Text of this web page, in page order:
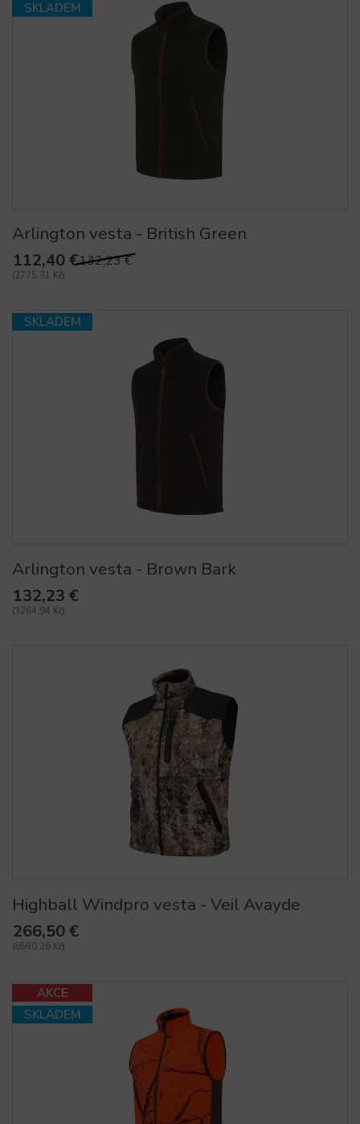
SKLADEM
Arlington vesta - British Green
112,40 €132,23 €
(2775,31 Kč)
SKLADEM
Arlington vesta - Brown Bark
132,23 €
(3264,94 Kč)
Highball Windpro vesta - Veil Avayde
266,50 €
(6580,26 Kč)
AKCE
SKLADEM